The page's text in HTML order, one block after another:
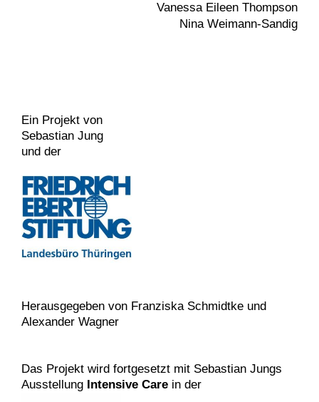
Vanessa Eileen Thompson
Nina Weimann-Sandig
Ein Projekt von
Sebastian Jung
und der
Herausgegeben von Franziska Schmidtke und
Alexander Wagner
Das Projekt wird fortgesetzt mit Sebastian Jungs
Ausstellung Intensive Care in der